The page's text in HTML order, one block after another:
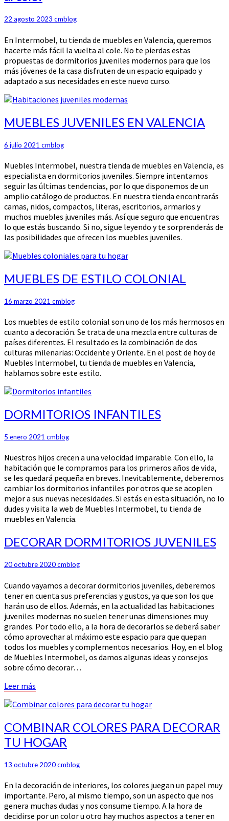
vuelta
cole!
22 agosto 2023 cmblog
En Intermobel, tu tienda de muebles en Valencia, queremos
hacerte más fácil la vuelta al cole. No te pierdas estas
propuestas de dormitorios juveniles modernos para que los
más jóvenes de la casa disfruten de un espacio equipado y
adaptado a sus necesidades en este nuevo curso.
MUEBLES
JUVENILES
VALENCIA
MUEBLES JUVENILES EN VALENCIA
6 julio 2021 cmblog
Muebles Intermobel, nuestra tienda de muebles en Valencia, es
especialista en dormitorios juveniles. Siempre intentamos
seguir las últimas tendencias, por lo que disponemos de un
amplio catálogo de productos. En nuestra tienda encontrarás
camas, nidos, compactos, literas, escritorios, armarios y
muchos muebles juveniles más. Así que seguro que encuentras
lo que estás buscando. Si no, sigue leyendo y te sorprenderás de
las posibilidades que ofrecen los muebles juveniles.
MUEBLES
DE
COLONIAL
MUEBLES DE ESTILO COLONIAL
16 marzo 2021 cmblog
Los muebles de estilo colonial son uno de los más hermosos en
cuanto a decoración. Se trata de una mezcla entre culturas de
países diferentes. El resultado es la combinación de dos
culturas milenarias: Occidente y Oriente. En el post de hoy de
Muebles Intermobel, tu tienda de muebles en Valencia,
hablamos sobre este estilo.
DORMITORIOS
INFANTILES
DORMITORIOS INFANTILES
5 enero 2021 cmblog
Nuestros hijos crecen a una velocidad imparable. Con ello, la
habitación que le compramos para los primeros años de vida,
se les quedará pequeña en breves. Inevitablemente, deberemos
cambiar los dormitorios infantiles por otros que se acoplen
mejor a sus nuevas necesidades. Si estás en esta situación, no lo
dudes y visita la web de Muebles Intermobel, tu tienda de
muebles en Valencia.
DECORAR
DORMITORIOS
JUVENILES
DECORAR DORMITORIOS JUVENILES
20 octubre 2020cmblog
Cuando vayamos a decorar dormitorios juveniles, deberemos
tener en cuenta sus preferencias y gustos, ya que son los que
harán uso de ellos. Además, en la actualidad las habitaciones
juveniles modernas no suelen tener unas dimensiones muy
grandes. Por todo ello, a la hora de decorarlos se deberá saber
cómo aprovechar al máximo este espacio para que quepan
todos los muebles y complementos necesarios. Hoy, en el blog
de Muebles Intermobel, os damos algunas ideas y consejos
sobre cómo decorar…
Leer más
COMBINAR
COLORES
PARA
TU
COMBINAR COLORES PARA DECORAR
TU HOGAR
13 octubre 2020cmblog
En la decoración de interiores, los colores juegan un papel muy
importante. Pero, al mismo tiempo, son un aspecto que nos
genera muchas dudas y nos consume tiempo. A la hora de
decidirse por un color u otro hay muchos aspectos a tener en